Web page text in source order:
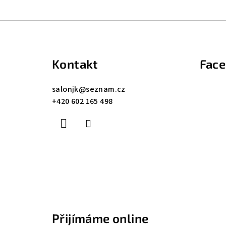
Kontakt
salonjk@seznam.cz
+420 602 165 498
Přijímáme online